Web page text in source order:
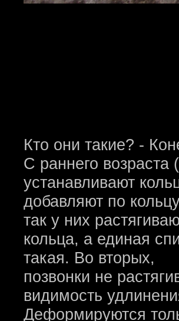
Кто они такие? -
С раннего возраста
устанавливают
добавляют по
так у них
кольца, а единая
такая. Во вторых,
позвонки не
видимость
Деформируются